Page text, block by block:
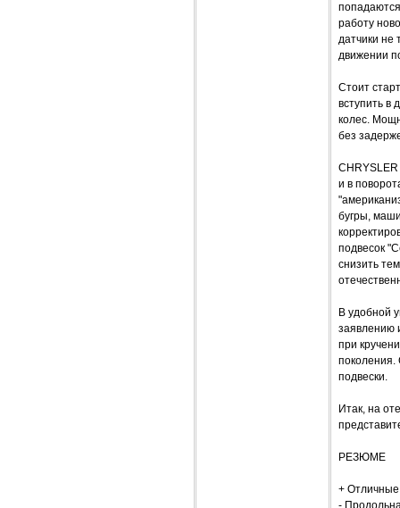
работу
датчики не
движении
Стоит
вступить в
колес.
без
и в
бугры,
подвесок
снизить
В удобной
заявлению
при
поколения.
подвески.
Итак, на
РЕЗЮМЕ
+ Отличные